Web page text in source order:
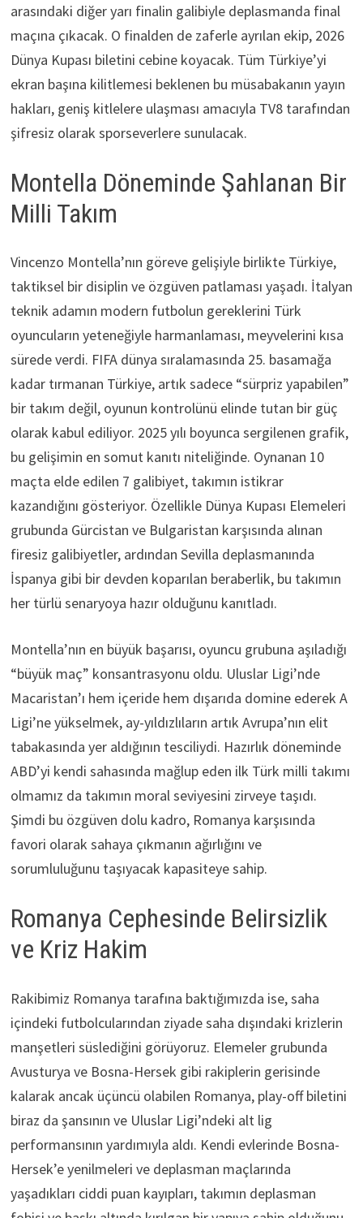
arasındaki diğer yarı finalin galibiyle deplasmanda final
maçına çıkacak. O finalden de zaferle ayrılan ekip, 2026
Dünya Kupası biletini cebine koyacak. Tüm Türkiye’yi
ekran başına kilitlemesi beklenen bu müsabakanın yayın
hakları, geniş kitlelere ulaşması amacıyla TV8 tarafından
şifresiz olarak sporseverlere sunulacak.
Montella Döneminde Şahlanan Bir
Milli Takım
Vincenzo Montella’nın göreve gelişiyle birlikte Türkiye,
taktiksel bir disiplin ve özgüven patlaması yaşadı. İtalyan
teknik adamın modern futbolun gereklerini Türk
oyuncuların yeteneğiyle harmanlaması, meyvelerini kısa
sürede verdi. FIFA dünya sıralamasında 25. basamağa
kadar tırmanan Türkiye, artık sadece “sürpriz yapabilen”
bir takım değil, oyunun kontrolünü elinde tutan bir güç
olarak kabul ediliyor. 2025 yılı boyunca sergilenen grafik,
bu gelişimin en somut kanıtı niteliğinde. Oynanan 10
maçta elde edilen 7 galibiyet, takımın istikrar
kazandığını gösteriyor. Özellikle Dünya Kupası Elemeleri
grubunda Gürcistan ve Bulgaristan karşısında alınan
firesiz galibiyetler, ardından Sevilla deplasmanında
İspanya gibi bir devden koparılan beraberlik, bu takımın
her türlü senaryoya hazır olduğunu kanıtladı.
Montella’nın en büyük başarısı, oyuncu grubuna aşıladığı
“büyük maç” konsantrasyonu oldu. Uluslar Ligi’nde
Macaristan’ı hem içeride hem dışarıda domine ederek A
Ligi’ne yükselmek, ay-yıldızlıların artık Avrupa’nın elit
tabakasında yer aldığının tesciliydi. Hazırlık döneminde
ABD’yi kendi sahasında mağlup eden ilk Türk milli takımı
olmamız da takımın moral seviyesini zirveye taşıdı.
Şimdi bu özgüven dolu kadro, Romanya karşısında
favori olarak sahaya çıkmanın ağırlığını ve
sorumluluğunu taşıyacak kapasiteye sahip.
Romanya Cephesinde Belirsizlik
ve Kriz Hakim
Rakibimiz Romanya tarafına baktığımızda ise, saha
içindeki futbolcularından ziyade saha dışındaki krizlerin
manşetleri süslediğini görüyoruz. Elemeler grubunda
Avusturya ve Bosna-Hersek gibi rakiplerin gerisinde
kalarak ancak üçüncü olabilen Romanya, play-off biletini
biraz da şansının ve Uluslar Ligi’ndeki alt lig
performansının yardımıyla aldı. Kendi evlerinde Bosna-
Hersek’e yenilmeleri ve deplasman maçlarında
yaşadıkları ciddi puan kayıpları, takımın deplasman